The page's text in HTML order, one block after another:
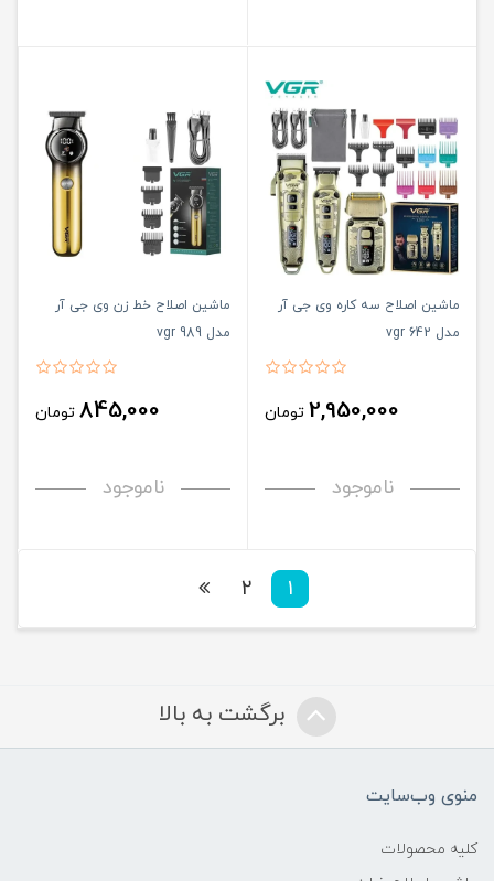
ماشین اصلاح سه کاره وی جی آر
مدل vgr 642
2,950,000 تومان
ناموجود
ماشین اصلاح خط زن وی جی آر
مدل vgr 989
845,000 تومان
ناموجود
1
2
برگشت به بالا
منوی وب‌سایت
کلیه محصولات